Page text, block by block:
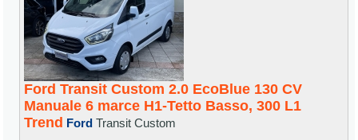
Ford Transit Custom 2.0 EcoBlue 130 CV
Manuale 6 marce H1-Tetto Basso, 300 L1
Trend Ford Transit Custom